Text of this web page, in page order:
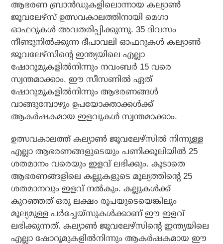
ആഭരണ ബ്രാന്‍ഡുകളിലൊന്നായ കല്യാണ്‍
ജൂവലേഴ്‌സ് ഉത്സവകാലത്തിനായി മെഗാ
ഓഫറുകള്‍ അവതരിപ്പിക്കുന്നു. 35 ദിവസം
നീണ്ടുനില്‍ക്കുന്ന ദീപാവലി ഓഫറുകള്‍ കല്യാണ്‍
ജൂവലേഴ്‌സിന്റെ ഇന്ത്യയിലെ എല്ലാ
ഷോറൂമുകളില്‍നിന്നും നവംബര്‍ 15 വരെ
സ്വന്തമാക്കാം. ഈ സീസണില്‍ ഏത്
ഷോറുമൂകളില്‍നിന്നും ആഭരണങ്ങള്‍
വാങ്ങുമ്പോഴും ഉപയോക്താക്കള്‍ക്ക്
ആകര്‍ഷകമായ ഇളവുകള്‍ സ്വന്തമാക്കാം.
ഉത്സവകാലത്ത് കല്യാണ്‍ ജൂവലേഴ്‌സില്‍ നിന്നുള്ള
എല്ലാ ആഭരണങ്ങളുടെയും പണിക്കൂലിയില്‍ 25
ശതമാനം വരെയും ഇളവ് ലഭിക്കും. കൂടാതെ
ആഭരണങ്ങളിലെ കല്ലുകളുടെ മൂല്യത്തിന്റെ 25
ശതമാനവും ഇളവ് നല്‍കും. കല്ലുകള്‍ക്ക്
കുറഞ്ഞത് ഒരു ലക്ഷം രൂപയുടെയെങ്കിലും
മൂല്യമുള്ള പര്‍ച്ചേയ്‌സുകള്‍ക്കാണ് ഈ ഇളവ്
ലഭിക്കുന്നത്. കല്യാണ്‍ ജൂവലേഴ്‌സിന്റെ ഇന്ത്യയിലെ
എല്ലാ ഷോറൂമുകളില്‍നിന്നും ആകര്‍ഷകമായ ഈ